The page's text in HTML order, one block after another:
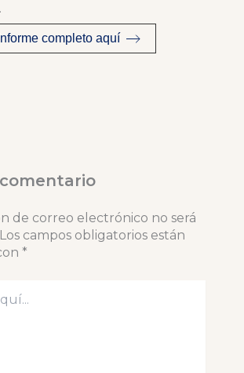
Informe completo aquí
de correo electrónico no será
Los campos obligatorios están
*